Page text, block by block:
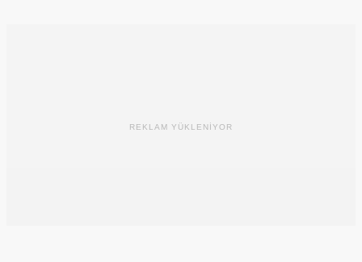
REKLAM YÜKLENİYOR